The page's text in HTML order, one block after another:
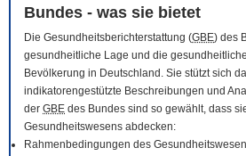
Bundes - was sie bietet
Die Gesundheitsberichterstattung (GBE) des
gesundheitliche Lage und die
Bevölkerung in Deutschland. Sie stützt sich
indikatorengestützte Beschreibungen und
der GBE des Bundes sind so gewählt, dass
Gesundheitswesens abdecken:
Rahmenbedingungen des